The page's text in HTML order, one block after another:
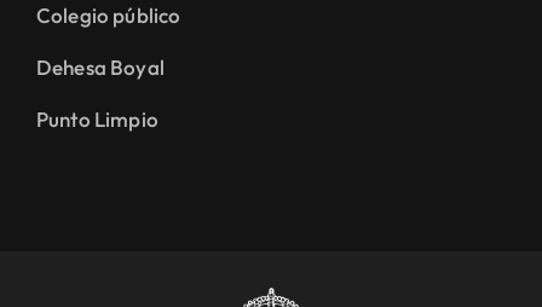
Colegio público
Dehesa Boyal
Punto Limpio